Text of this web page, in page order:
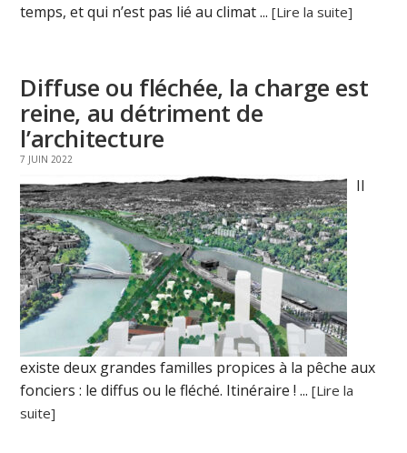
temps, et qui n’est pas lié au climat ...[Lire la suite]
Diffuse ou fléchée, la charge est
reine, au détriment de
l’architecture
7 JUIN 2022
Il
existe deux grandes familles propices à la pêche aux
fonciers : le diffus ou le fléché. Itinéraire ! ...[Lire la
suite]